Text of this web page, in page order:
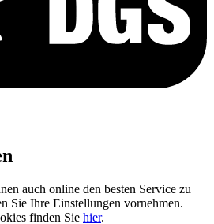
auch online den besten Service zu
Sie Ihre Ein­stellungen vornehmen.
finden Sie hier.